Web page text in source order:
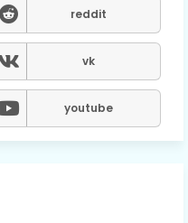
reddit
vk
youtube